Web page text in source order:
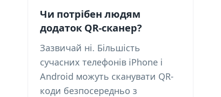
Чи потрібен людям
додаток QR-сканер?
Зазвичай ні. Більшість
сучасних телефонів iPhone і
Android можуть сканувати QR-
коди безпосередньо з